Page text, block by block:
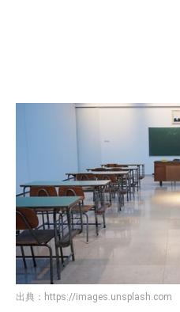
出典： https://images.unsplash.com